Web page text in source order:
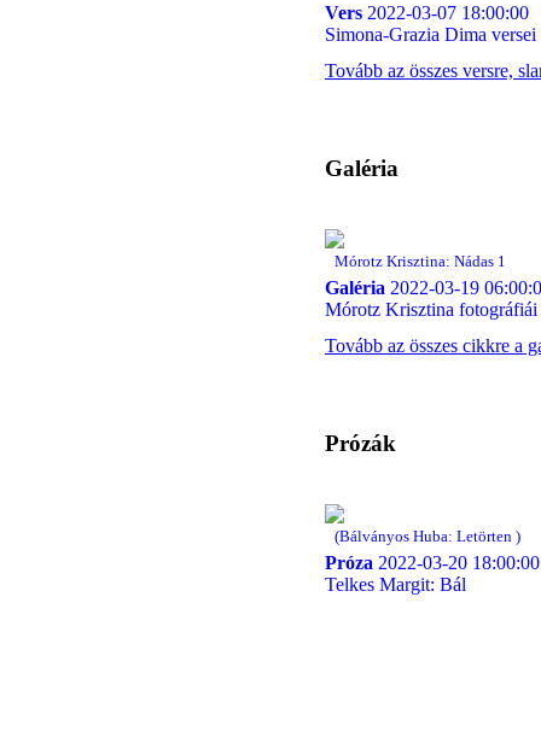
Vers 2022-03-07 18:00:00
Simona-Grazia Dima
Tovább az összes versre,
Galéria
Mórotz Krisztina: Nádas 1
Galéria 2022-03-19
Mórotz Krisztina fotográfiái
Tovább az összes cikkre a
Prózák
(Bálványos Huba: Letörten )
Próza 2022-03-20 18:00:00
Telkes Margit: Bál